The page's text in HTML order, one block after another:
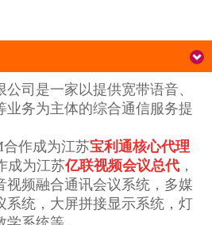
司是一家以提供宽带语音、
业务为主体的综合通信服务提
合作成为江苏宝利通核心代理
成为江苏亿联视频会议总代 ，
视频融合通讯会议系统，多媒
系统，大屏拼接显示系统，灯